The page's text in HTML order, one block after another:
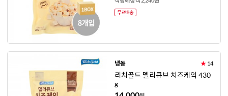
냉동 ★ 14
리치골드 델리큐브 치즈케익 430
g